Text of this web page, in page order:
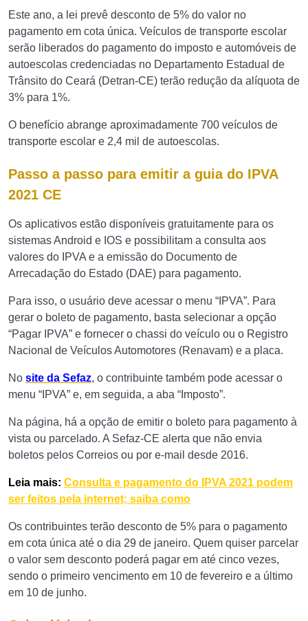
Este ano, a lei prevê desconto de 5% do valor no
pagamento em cota única. Veículos de transporte escolar
serão liberados do pagamento do imposto e automóveis de
autoescolas credenciadas no Departamento Estadual de
Trânsito do Ceará (Detran-CE) terão redução da alíquota de
3% para 1%.
O benefício abrange aproximadamente 700 veículos de
transporte escolar e 2,4 mil de autoescolas.
Passo a passo para emitir a guia do IPVA
2021 CE
Os aplicativos estão disponíveis gratuitamente para os
sistemas Android e IOS e possibilitam a consulta aos
valores do IPVA e a emissão do Documento de
Arrecadação do Estado (DAE) para pagamento.
Para isso, o usuário deve acessar o menu “IPVA”. Para
gerar o boleto de pagamento, basta selecionar a opção
“Pagar IPVA” e fornecer o chassi do veículo ou o Registro
Nacional de Veículos Automotores (Renavam) e a placa.
No site da Sefaz, o contribuinte também pode acessar o
menu “IPVA” e, em seguida, a aba “Imposto”.
Na página, há a opção de emitir o boleto para pagamento à
vista ou parcelado. A Sefaz-CE alerta que não envia
boletos pelos Correios ou por e-mail desde 2016.
Leia mais: Consulta e pagamento do IPVA 2021 podem
ser feitos pela internet; saiba como
Os contribuintes terão desconto de 5% para o pagamento
em cota única até o dia 29 de janeiro. Quem quiser parcelar
o valor sem desconto poderá pagar em até cinco vezes,
sendo o primeiro vencimento em 10 de fevereiro e a último
em 10 de junho.